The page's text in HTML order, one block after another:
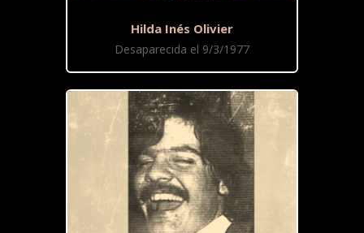
Hilda Inés Olivier
Desaparecida el 9/3/1977